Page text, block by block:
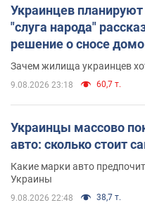
Украинцев планируют
"слуга народа"
решение о сносе
Зачем жилища украинцев
9.08.2026 23:18 60,7 т.
Украинцы массово
авто: сколько стоит
Какие марки авто
Украины
9.08.2026 22:48 38,7 т.